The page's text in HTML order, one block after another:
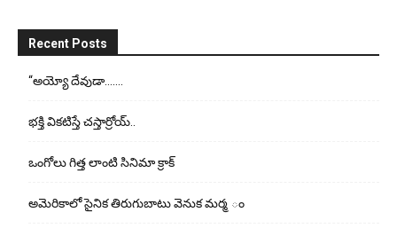
Recent Posts
“అయ్యో దేవుడా…….
భ‌క్తి విక‌టిస్తే చ‌స్తార్రోయ్‌..
ఒంగోలు గిత్త లాంటి సినిమా క్రాక్
అమెరికాలో సైనిక తిరుగుబాటు వెనుక మర్మ ం